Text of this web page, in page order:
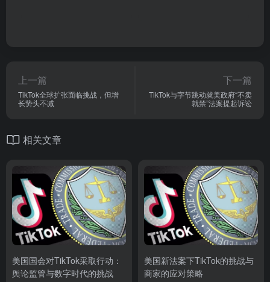
上一篇
TikTok全球扩张面临挑战，但增
长势头不减
下一篇
TikTok与字节跳动就美政府“不卖
就禁”法案提起诉讼
相关文章
美国国会对TikTok采取行动：
舆论监管与数字时代的挑战
美国新法案下TikTok的挑战与
商家的应对策略